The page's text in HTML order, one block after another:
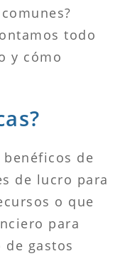
todo
y cómo
benéficos de
de lucro para
o que
para
gastos